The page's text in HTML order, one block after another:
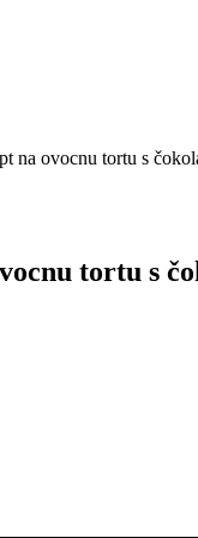
na ovocnu tortu s
tortu s